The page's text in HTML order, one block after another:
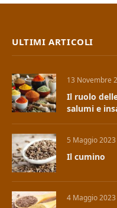
ULTIMI ARTICOLI
13 Novembre
Il ruolo
salumi e
5 Maggio 2023
Il cumino
4 Maggio 2023